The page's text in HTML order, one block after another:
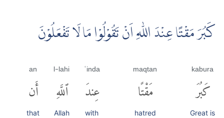
كَبُرَ مَقْتًا عِنْدَ اللّٰهِ اَنْ تَقُوْلُوْا مَا لَا تَفْعَلُوْنَ
kabura
كَبُرَ
Great is
maqtan
مَقْتًا
hatred
ʿinda
عِندَ
with
l-lahi
ٱللَّهِ
Allah
an
أَن
that